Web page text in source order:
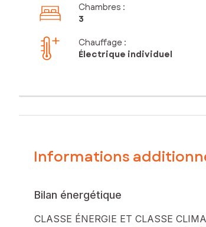
Chambres :
3
Chauffage :
Électrique individuel
Informations
Bilan énergétique
CLASSE ÉNERGIE ET CLASSE